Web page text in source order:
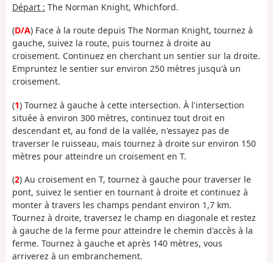
Départ : The Norman Knight, Whichford.
(D/A) Face à la route depuis The Norman Knight, tournez à
gauche, suivez la route, puis tournez à droite au
croisement. Continuez en cherchant un sentier sur la droite.
Empruntez le sentier sur environ 250 mètres jusqu'à un
croisement.
(1) Tournez à gauche à cette intersection. À l'intersection
située à environ 300 mètres, continuez tout droit en
descendant et, au fond de la vallée, n'essayez pas de
traverser le ruisseau, mais tournez à droite sur environ 150
mètres pour atteindre un croisement en T.
(2) Au croisement en T, tournez à gauche pour traverser le
pont, suivez le sentier en tournant à droite et continuez à
monter à travers les champs pendant environ 1,7 km.
Tournez à droite, traversez le champ en diagonale et restez
à gauche de la ferme pour atteindre le chemin d'accès à la
ferme. Tournez à gauche et après 140 mètres, vous
arriverez à un embranchement.